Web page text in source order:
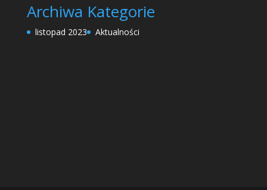
Archiwa
listopad 2023
Kategorie
Aktualności